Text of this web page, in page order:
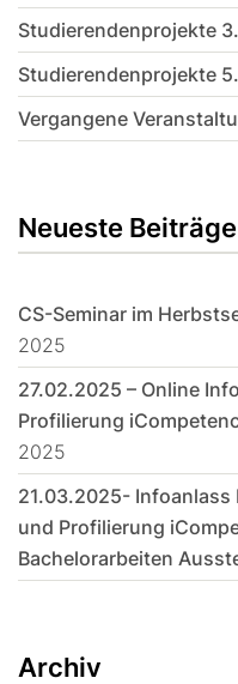
Studierendenprojekte
Studierendenprojekte
Vergangene
Neueste Beiträge
CS-Seminar im
2025
27.02.2025 – Online
Profilierung
2025
21.03.2025- Infoanlass
und Profilierung
Bachelorarbeiten
Archiv